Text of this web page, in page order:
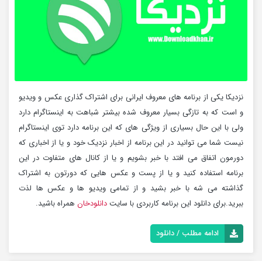
نزدیکا یکی از برنامه های معروف ایرانی برای اشتراک گذاری عکس و ویدیو
و است که به تازگی بسیار معروف شده بیشتر شباهت به اینستاگرام دارد
ولی با این حال بسیاری از ویژگی های که این برنامه دارد توی اینستاگرام
نیست شما می توانید در این برنامه از اخبار نزدیک خود و یا از اخباری که
دورمون اتفاق می افتد با خبر بشویم و یا از کانال های متفاوت در این
برنامه استفاده کنید و یا از پست و عکس هایی که دورتون به اشتراک
گذاشته می شه با خبر بشید و از تمامی ویدیو ها و عکس ها لذت
ببرید.برای دانلود این برنامه کاربردی با سایتدانلودخان همراه باشید.
ادامه مطلب / دانلود